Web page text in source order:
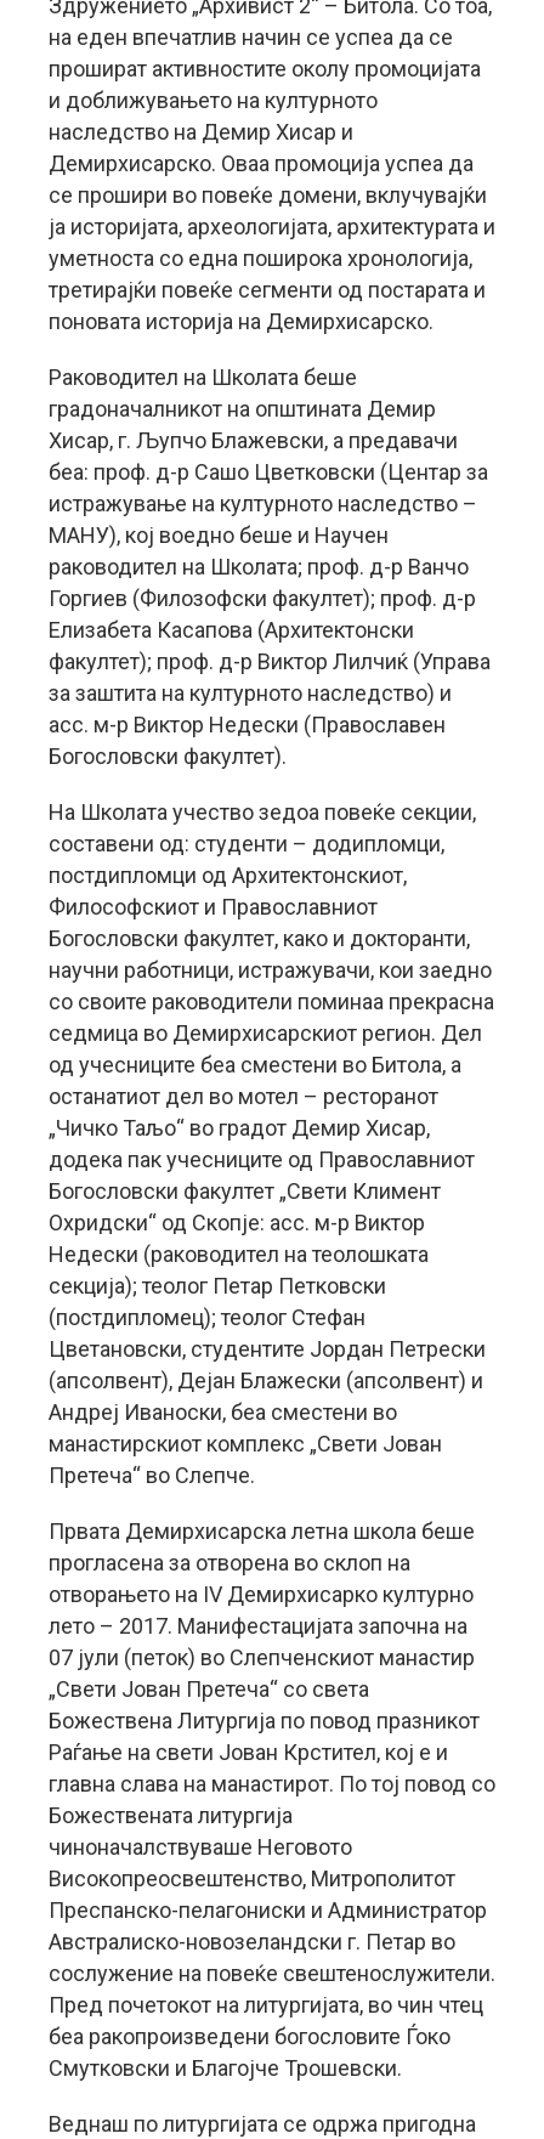
Здружението „Архивист 2“ – Битола. Со тоа,
на еден впечатлив начин се успеа да се
прошират активностите околу промоцијата
и доближувањето на културното
наследство на Демир Хисар и
Демирхисарско. Оваа промоција успеа да
се прошири во повеќе домени, вклучувајќи
ја историјата, археологијата, архитектурата и
уметноста со една поширока хронологија,
третирајќи повеќе сегменти од постарата и
поновата историја на Демирхисарско.
Раководител на Школата беше
градоначалникот на општината Демир
Хисар, г. Љупчо Блажевски, а предавачи
беа: проф. д-р Сашо Цветковски (Центар за
истражување на културното наследство –
МАНУ), кој воедно беше и Научен
раководител на Школата; проф. д-р Ванчо
Горгиев (Филозофски факултет); проф. д-р
Елизабета Касапова (Архитектонски
факултет); проф. д-р Виктор Лилчиќ (Управа
за заштита на културното наследство) и
асс. м-р Виктор Недески (Православен
Богословски факултет).
На Школата учество зедоа повеќе секции,
составени од: студенти – додипломци,
постдипломци од Архитектонскиот,
Философскиот и Православниот
Богословски факултет, како и докторанти,
научни работници, истражувачи, кои заедно
со своите раководители поминаа прекрасна
седмица во Демирхисарскиот регион. Дел
од учесниците беа сместени во Битола, а
останатиот дел во мотел – ресторанот
„Чичко Таљо“ во градот Демир Хисар,
додека пак учесниците од Православниот
Богословски факултет „Свети Климент
Охридски“ од Скопје: асс. м-р Виктор
Недески (раководител на теолошката
секција); теолог Петар Петковски
(постдипломец); теолог Стефан
Цветановски, студентите Јордан Петрески
(апсолвент), Дејан Блажески (апсолвент) и
Андреј Иваноски, беа сместени во
манастирскиот комплекс „Свети Јован
Претеча“ во Слепче.
Првата Демирхисарска летна школа беше
прогласена за отворена во склоп на
отворањето на IV Демирхисарко културно
лето – 2017. Манифестацијата започна на
07 јули (петок) во Слепченскиот манастир
„Свети Јован Претеча“ со света
Божествена Литургија по повод празникот
Раѓање на свети Јован Крстител, кој е и
главна слава на манастирот. По тој повод со
Божествената литургија
чиноначалствуваше Неговото
Високопреосвештенство, Митрополитот
Преспанско-пелагониски и Администратор
Австралиско-новозеландски г. Петар во
сослужение на повеќе свештенослужители.
Пред почетокот на литургијата, во чин чтец
беа ракопроизведени богословите Ѓоко
Смутковски и Благојче Трошевски.
Веднаш по литургијата се одржа пригодна